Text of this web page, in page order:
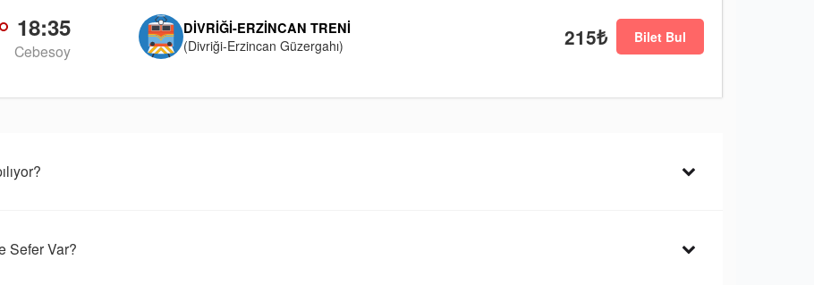
18:35
Cebesoy
DIVRIĞI-ERZINCAN TRENI
(Divriği-Erzincan Güzergahı)
215₺ Bilet Bul
Sefer Var?